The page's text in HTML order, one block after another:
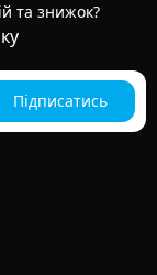
та знижок?
Підписатись